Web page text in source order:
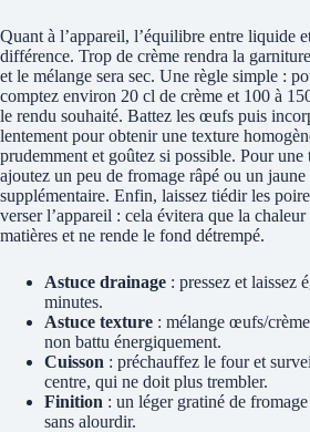
Quant à l’appareil, l’équilibre entre liquide
différence. Trop de crème rendra la
et le mélange sera sec. Une règle simple :
comptez environ 20 cl de crème et 100 à
le rendu souhaité. Battez les œufs puis
lentement pour obtenir une texture
prudemment et goûtez si possible. Pour une
ajoutez un peu de fromage râpé ou un
supplémentaire. Enfin, laissez tiédir les
verser l’appareil : cela évitera que la chaleur
matières et ne rende le fond détrempé.
Astuce drainage : pressez et laissez
minutes.
Astuce texture : mélange œufs/
non battu énergiquement.
Cuisson : préchauffez le four et
centre, qui ne doit plus trembler.
Finition : un léger gratiné de
sans alourdir.